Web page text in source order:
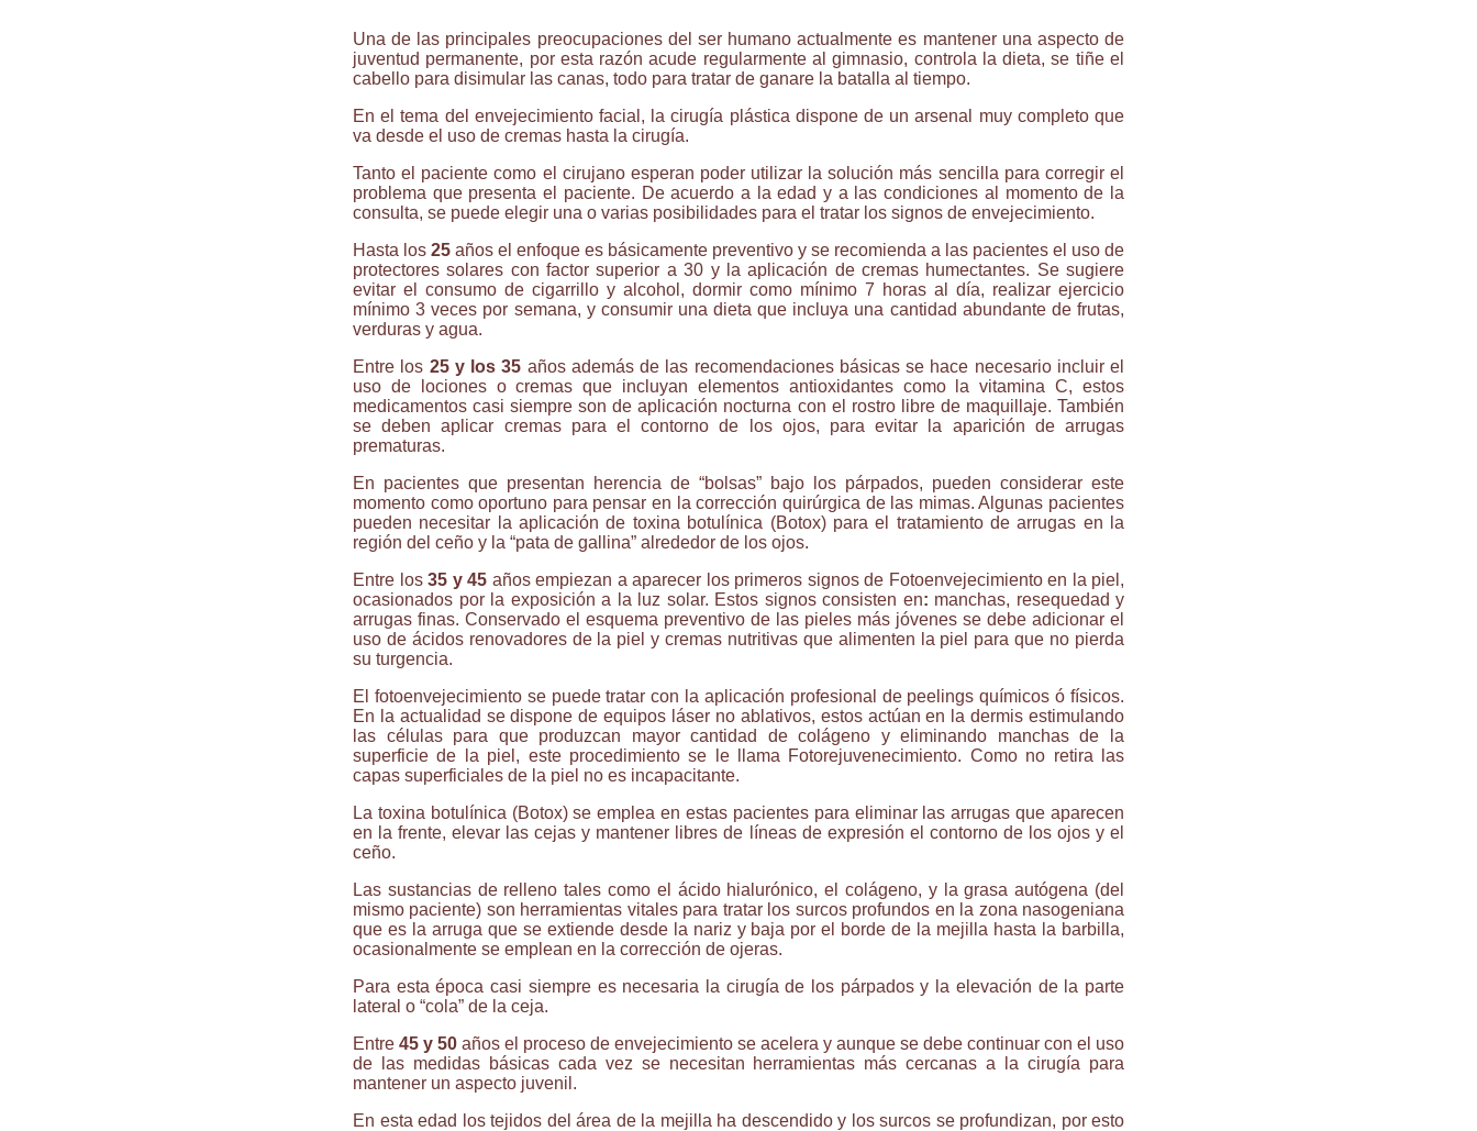
Una de las principales preocupaciones del ser humano actualmente es mantener una aspecto de
juventud permanente, por esta razón acude regularmente al gimnasio, controla la dieta, se tiñe el
cabello para disimular las canas, todo para tratar de ganare la batalla al tiempo.
En el tema del envejecimiento facial, la cirugía plástica dispone de un arsenal muy completo que
va desde el uso de cremas hasta la cirugía.
Tanto el paciente como el cirujano esperan poder utilizar la solución más sencilla para corregir el
problema que presenta el paciente. De acuerdo a la edad y a las condiciones al momento de la
consulta, se puede elegir una o varias posibilidades para el tratar los signos de envejecimiento.
Hasta los 25 años el enfoque es básicamente preventivo y se recomienda a las pacientes el uso de
protectores solares con factor superior a 30 y la aplicación de cremas humectantes. Se sugiere
evitar el consumo de cigarrillo y alcohol, dormir como mínimo 7 horas al día, realizar ejercicio
mínimo 3 veces por semana, y consumir una dieta que incluya una cantidad abundante de frutas,
verduras y agua.
Entre los 25 y los 35 años además de las recomendaciones básicas se hace necesario incluir el
uso de lociones o cremas que incluyan elementos antioxidantes como la vitamina C, estos
medicamentos casi siempre son de aplicación nocturna con el rostro libre de maquillaje. También
se deben aplicar cremas para el contorno de los ojos, para evitar la aparición de arrugas
prematuras.
En pacientes que presentan herencia de “bolsas” bajo los párpados, pueden considerar este
momento como oportuno para pensar en la corrección quirúrgica de las mimas. Algunas pacientes
pueden necesitar la aplicación de toxina botulínica (Botox) para el tratamiento de arrugas en la
región del ceño y la “pata de gallina” alrededor de los ojos.
Entre los 35 y 45 años empiezan a aparecer los primeros signos de Fotoenvejecimiento en la piel,
ocasionados por la exposición a la luz solar. Estos signos consisten en: manchas, resequedad y
arrugas finas. Conservado el esquema preventivo de las pieles más jóvenes se debe adicionar el
uso de ácidos renovadores de la piel y cremas nutritivas que alimenten la piel para que no pierda
su turgencia.
El fotoenvejecimiento se puede tratar con la aplicación profesional de peelings químicos ó físicos.
En la actualidad se dispone de equipos láser no ablativos, estos actúan en la dermis estimulando
las células para que produzcan mayor cantidad de colágeno y eliminando manchas de la
superficie de la piel, este procedimiento se le llama Fotorejuvenecimiento. Como no retira las
capas superficiales de la piel no es incapacitante.
La toxina botulínica (Botox) se emplea en estas pacientes para eliminar las arrugas que aparecen
en la frente, elevar las cejas y mantener libres de líneas de expresión el contorno de los ojos y el
ceño.
Las sustancias de relleno tales como el ácido hialurónico, el colágeno, y la grasa autógena (del
mismo paciente) son herramientas vitales para tratar los surcos profundos en la zona nasogeniana
que es la arruga que se extiende desde la nariz y baja por el borde de la mejilla hasta la barbilla,
ocasionalmente se emplean en la corrección de ojeras.
Para esta época casi siempre es necesaria la cirugía de los párpados y la elevación de la parte
lateral o “cola” de la ceja.
Entre 45 y 50 años el proceso de envejecimiento se acelera y aunque se debe continuar con el uso
de las medidas básicas cada vez se necesitan herramientas más cercanas a la cirugía para
mantener un aspecto juvenil.
En esta edad los tejidos del área de la mejilla ha descendido y los surcos se profundizan, por esto